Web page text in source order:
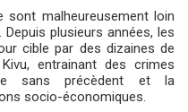
malheureusement loin
plusieurs années, les
cible par des dizaines de
entrainant des crimes
sans précèdent et la
socio-économiques.